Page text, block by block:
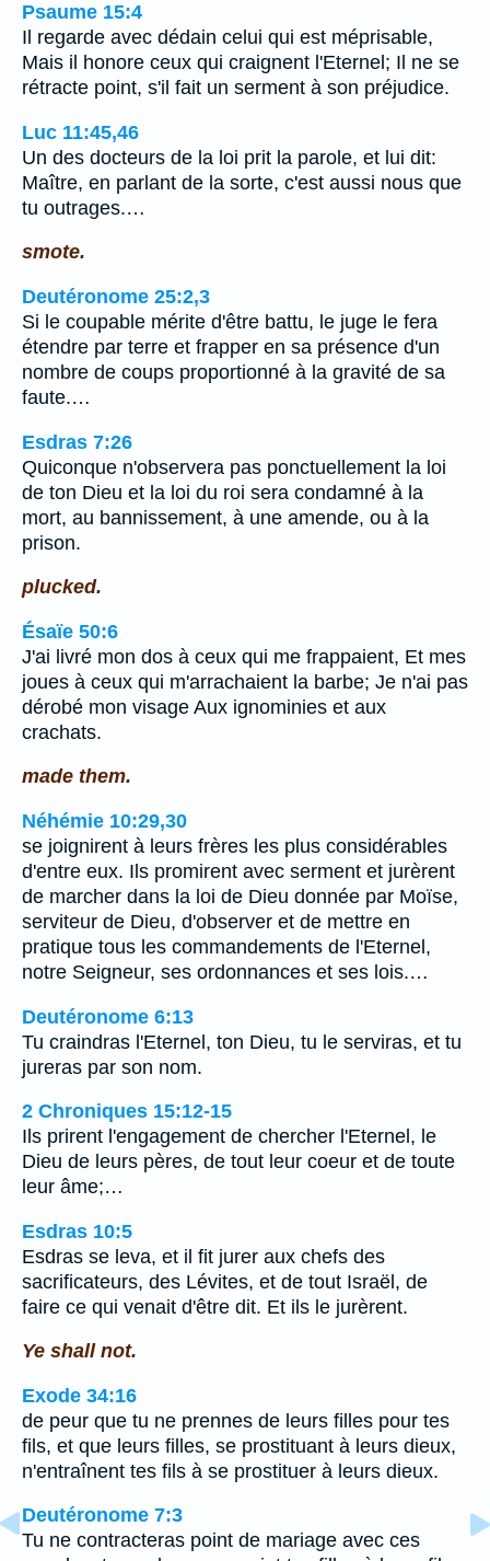
Psaume 15:4
Il regarde avec dédain celui qui est méprisable,
Mais il honore ceux qui craignent l'Eternel; Il ne se
rétracte point, s'il fait un serment à son préjudice.
Luc 11:45,46
Un des docteurs de la loi prit la parole, et lui dit:
Maître, en parlant de la sorte, c'est aussi nous que
tu outrages.…
smote.
Deutéronome 25:2,3
Si le coupable mérite d'être battu, le juge le fera
étendre par terre et frapper en sa présence d'un
nombre de coups proportionné à la gravité de sa
faute.…
Esdras 7:26
Quiconque n'observera pas ponctuellement la loi
de ton Dieu et la loi du roi sera condamné à la
mort, au bannissement, à une amende, ou à la
prison.
plucked.
Ésaïe 50:6
J'ai livré mon dos à ceux qui me frappaient, Et mes
joues à ceux qui m'arrachaient la barbe; Je n'ai pas
dérobé mon visage Aux ignominies et aux
crachats.
made them.
Néhémie 10:29,30
se joignirent à leurs frères les plus considérables
d'entre eux. Ils promirent avec serment et jurèrent
de marcher dans la loi de Dieu donnée par Moïse,
serviteur de Dieu, d'observer et de mettre en
pratique tous les commandements de l'Eternel,
notre Seigneur, ses ordonnances et ses lois.…
Deutéronome 6:13
Tu craindras l'Eternel, ton Dieu, tu le serviras, et tu
jureras par son nom.
2 Chroniques 15:12-15
Ils prirent l'engagement de chercher l'Eternel, le
Dieu de leurs pères, de tout leur coeur et de toute
leur âme;…
Esdras 10:5
Esdras se leva, et il fit jurer aux chefs des
sacrificateurs, des Lévites, et de tout Israël, de
faire ce qui venait d'être dit. Et ils le jurèrent.
Ye shall not.
Exode 34:16
de peur que tu ne prennes de leurs filles pour tes
fils, et que leurs filles, se prostituant à leurs dieux,
n'entraînent tes fils à se prostituer à leurs dieux.
Deutéronome 7:3
Tu ne contracteras point de mariage avec ces